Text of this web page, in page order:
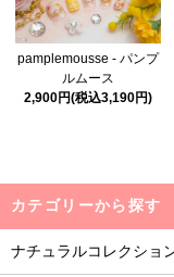
pamplemousse - パンプ
ルムース
2,900円(税込3,190円)
カテゴリーから探す
ナチュラルコレクショ